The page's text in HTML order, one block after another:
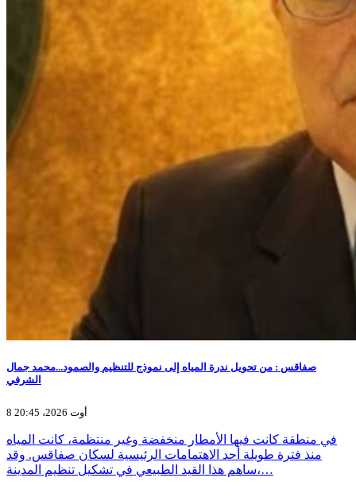
صفاقس : من تحويل ندرة المياه إلى نموذج للتنظيم والصمود...محمد جمال
الشرفي
8 أوت 2026، 20:45
في منطقة كانت فيها الأمطار منخفضة وغير منتظمة، كانت المياه
منذ فترة طويلة أحد الاهتمامات الرئيسية لسكان صفاقس. وقد
ساهم هذا القيد الطبيعي في تشكيل تنظيم المدينة،…